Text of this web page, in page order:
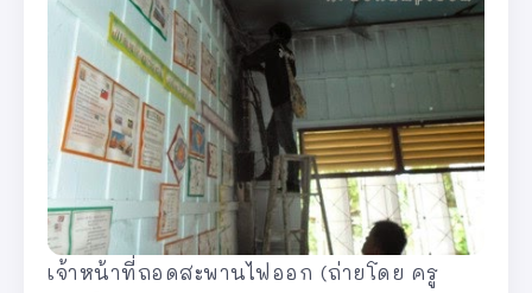
เจ้าหน้าที่ถอดสะพานไฟออก (ถ่ายโดย ครู